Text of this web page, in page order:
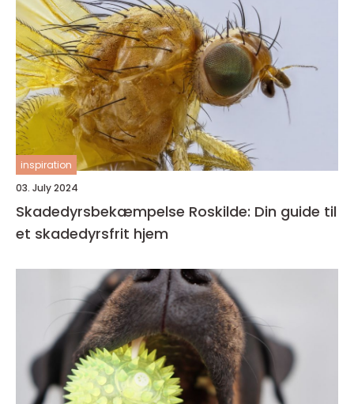
inspiration
03. July 2024
Skadedyrsbekæmpelse Roskilde: Din guide til
et skadedyrsfrit hjem